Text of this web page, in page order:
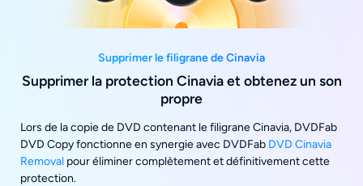
Supprimer le filigrane de Cinavia
Supprimer la protection Cinavia et obtenez un son
propre
Lors de la copie de DVD contenant le filigrane Cinavia, DVDFab
DVD Copy fonctionne en synergie avec DVDFab DVD Cinavia
Removal pour éliminer complètement et définitivement cette
protection.